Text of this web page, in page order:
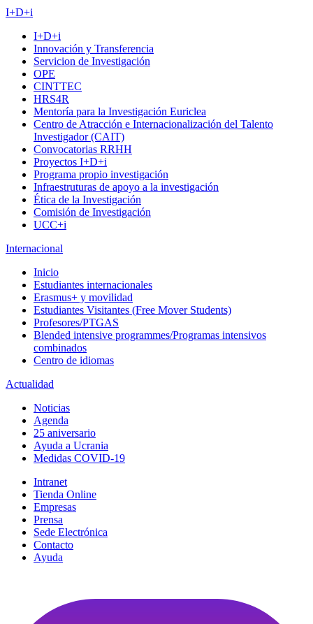
I+D+i
I+D+i
Innovación y Transferencia
Servicion de Investigación
OPE
CINTTEC
HRS4R
Mentoría para la Investigación Euriclea
Centro de Atracción e Internacionalización del Talento
Investigador (CAIT)
Convocatorias RRHH
Proyectos I+D+i
Programa propio investigación
Infraestruturas de apoyo a la investigación
Ética de la Investigación
Comisión de Investigación
UCC+i
Internacional
Inicio
Estudiantes internacionales
Erasmus+ y movilidad
Estudiantes Visitantes (Free Mover Students)
Profesores/PTGAS
Blended intensive programmes/Programas intensivos
combinados
Centro de idiomas
Actualidad
Noticias
Agenda
25 aniversario
Ayuda a Ucrania
Medidas COVID-19
Intranet
Tienda Online
Empresas
Prensa
Sede Electrónica
Contacto
Ayuda